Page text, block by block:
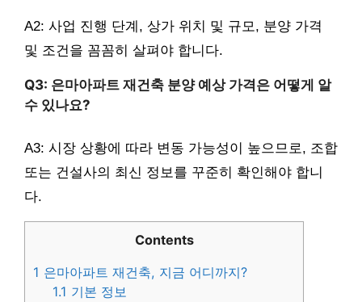
A2: 사업 진행 단계, 상가 위치 및 규모, 분양 가격
및 조건을 꼼꼼히 살펴야 합니다.
Q3: 은마아파트 재건축 분양 예상 가격은 어떻게 알
수 있나요?
A3: 시장 상황에 따라 변동 가능성이 높으므로, 조합
또는 건설사의 최신 정보를 꾸준히 확인해야 합니
다.
Contents
1 은마아파트 재건축, 지금 어디까지?
1.1 기본 정보